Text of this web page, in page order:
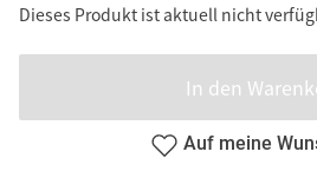
Dieses Produkt ist aktuell nicht
In den
Auf meine